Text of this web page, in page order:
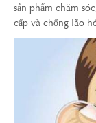
sản phẩm chăm
cấp và chống lão